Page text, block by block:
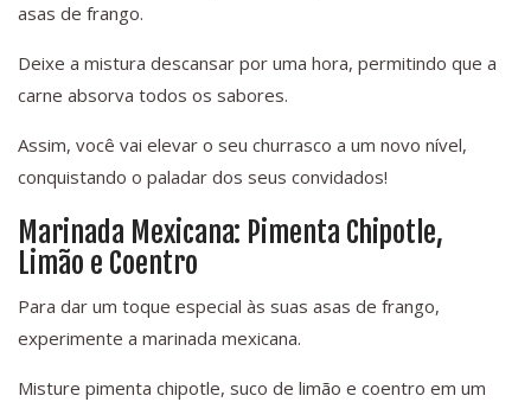
asas de frango.
Deixe a mistura descansar por uma hora, permitindo que a
carne absorva todos os sabores.
Assim, você vai elevar o seu churrasco a um novo nível,
conquistando o paladar dos seus convidados!
Marinada Mexicana: Pimenta Chipotle,
Limão e Coentro
Para dar um toque especial às suas asas de frango,
experimente a marinada mexicana.
Misture pimenta chipotle, suco de limão e coentro em um